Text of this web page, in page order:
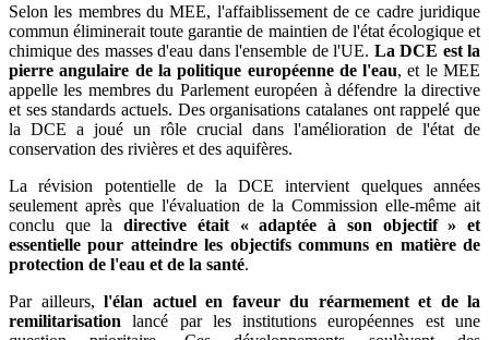
Selon les membres du MEE, l'affaiblissement de ce cadre juridique
commun éliminerait toute garantie de maintien de l'état écologique et
chimique des masses d'eau dans l'ensemble de l'UE. La DCE est la
pierre angulaire de la politique européenne de l'eau, et le MEE
appelle les membres du Parlement européen à défendre la directive
et ses standards actuels. Des organisations catalanes ont rappelé que
la DCE a joué un rôle crucial dans l'amélioration de l'état de
conservation des rivières et des aquifères.
La révision potentielle de la DCE intervient quelques années
seulement après que l'évaluation de la Commission elle-même ait
conclu que ladirective était « adaptée à son objectif » et
essentielle pour atteindre les objectifs communs en matière de
protection de l'eau et de la santé.
Par ailleurs, l'élan actuel en faveur du réarmement et de la
remilitarisation lancé par les institutions européennes est une